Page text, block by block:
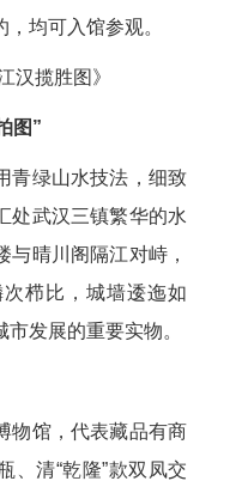
均可入馆参观。
汉揽胜图》
图”
青绿山水技法，细致
处武汉三镇繁华的水
与晴川阁隔江对峙，
栉比，城墙逶迤如
发展的重要实物。
物馆，代表藏品有商
、清“乾隆”款双凤交